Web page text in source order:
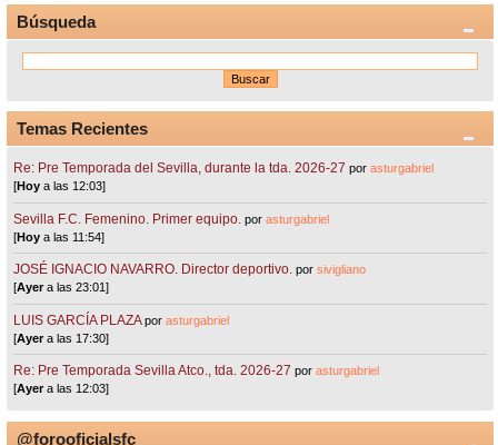
Búsqueda
Temas Recientes
Re: Pre Temporada del Sevilla, durante la tda. 2026-27 porasturgabriel
[Hoy a las 12:03]
Sevilla F.C. Femenino. Primer equipo. porasturgabriel
[Hoy a las 11:54]
JOSÉ IGNACIO NAVARRO. Director deportivo. porsivigliano
[Ayera las 23:01]
LUIS GARCÍA PLAZA porasturgabriel
[Ayera las 17:30]
Re: Pre Temporada Sevilla Atco., tda. 2026-27 porasturgabriel
[Ayera las 12:03]
@forooficialsfc